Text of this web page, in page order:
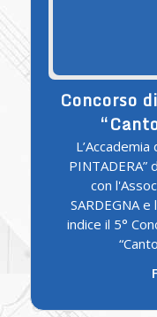
Concorso
PINTADERA”
con
SARDEGNA
indice il 5°